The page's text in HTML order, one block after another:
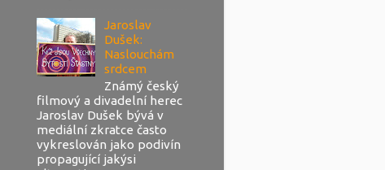
Jaroslav
Dušek:
Naslouchám
srdcem
Známý český
filmový a divadelní herec
Jaroslav Dušek bývá v
mediální zkratce často
vykreslován jako podivín
propagující jakýsi